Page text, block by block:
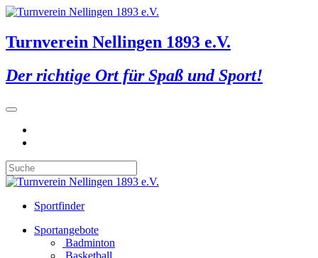
Turnverein Nellingen 1893 e.V.
Der richtige Ort für Spaß und Sport!
Sportfinder
Sportangebote
Badminton
Basketball